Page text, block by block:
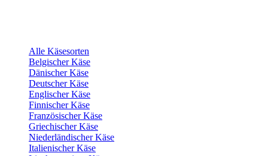
Alle Käsesorten
Belgischer Käse
Dänischer Käse
Deutscher Käse
Englischer Käse
Finnischer Käse
Französischer Käse
Griechischer Käse
Niederländischer Käse
Italienischer Käse